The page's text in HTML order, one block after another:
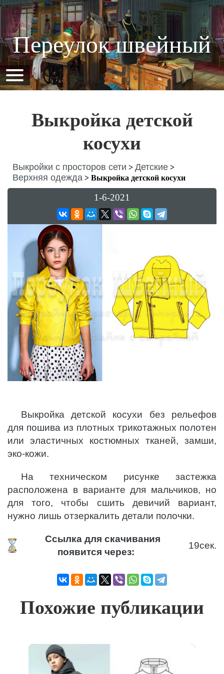
Переулок швейный
Выкройка детской
косухи
Выкройки с просторов сети > Детские >
Верхняя одежда > Выкройка детской косухи
1-6-2021
Выкройка детской косухи без рельефов
для пошива из плотных трикотажных полотен
или эластичных костюмных тканей, замши,
эко-кожи.
На техническом рисунке застежка
расположена в варианте для мальчиков, но
для того, чтобы сшить девичий вариант,
нужно лишь отзеркалить детали полочки.
Ссылка для скачивания
появится через:
19сек.
Похожие публикации